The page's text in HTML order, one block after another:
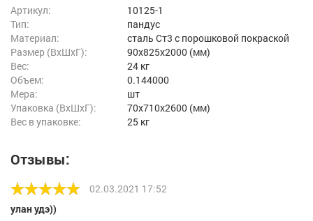
Артикул:
10125-1
Тип:
пандус
Материал:
сталь Ст3 с порошковой покраской
Размер (ВxШxГ):
90x825x2000 (мм)
Вес:
24 кг
Объем:
0.144000
Мера:
шт
Упаковка (ВхШхГ):
70x710x2600 (мм)
Вес в упаковке:
25 кг
Отзывы:
02.03.2021 17:52
улан удэ))